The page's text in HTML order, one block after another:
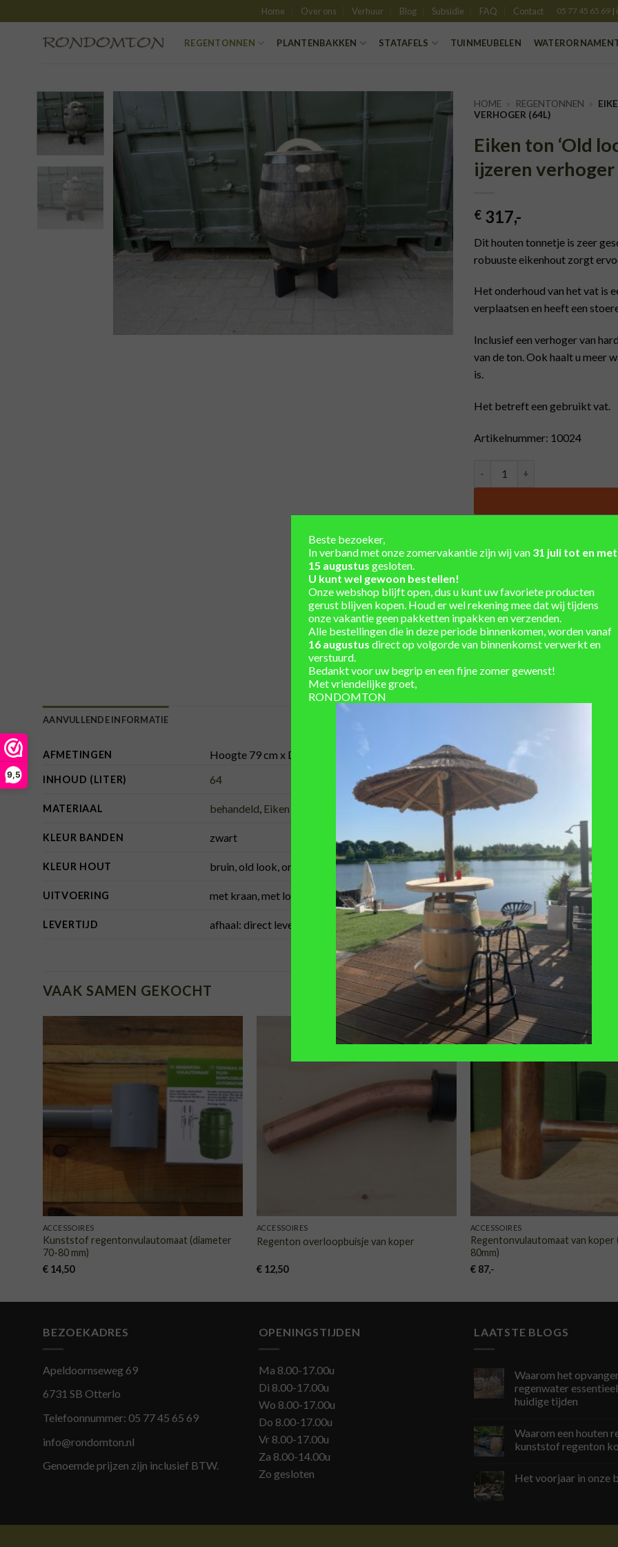
9,5
to
Home Over ons Verhuur Blog Subsidie FAQ Contact 05 77 45 65 69 |
REGENTONNEN PLANTENBAKKEN STATAFELS TUINMEUBELEN
HOME » REGENTONNEN »
VERHOGER (64L)
Eiken ton ‘Old
ijzeren verhoger
€ 317,-
Dit houten tonnetje is zeer
robuuste eikenhout zorgt
Het onderhoud van het vat is
verplaatsen en heeft een
Inclusief een verhoger van
van de ton. Ook haalt u meer
is.
Het betreft een gebruikt vat.
Artikelnummer: 10024
Unieke regentonnen uit
Winkel en showtuin in de
Eigen werkplaats voor
Installatieservice
Verzending berekend in
AANVULLENDE INFORMATIE
AFMETINGEN Hoogte 79 cm x Diameter 47 cm
INHOUD (LITER) 64
MATERIAAL behandeld Eiken hout – gebruikt,hardhout,Hout , ijzer,messing,Metaal
KLEUR BANDEN zwart
KLEUR HOUT bruin, old look, onbehandeld
UITVOERING met kraan, met losse deksel, met regenton voet
LEVERTIJD afhaal: direct leverbaar, 3-5 werkdagen
VAAK SAMEN GEKOCHT
AAN
VERLANGLIJST
ACCESSOIRES
Kunststof regentonvulautomaat (diameter
70-80 mm)
€14,50
VERLANGLIJST
ACCESSOIRES
Regenton overloopbuisje van koper
€12,50
ACCESSOIRES
Regentonvulautomaat van koper
80mm)
€87,-
BEZOEKADRES
Apeldoornseweg 69
6731 SB Otterlo
Telefoonnummer: 05 77 45 65 69
info@rondomton.nl
Genoemde prijzen zijn inclusief BTW.
OPENINGSTIJDEN
Ma 8.00-17.00u
Di 8.00-17.00u
Wo 8.00-17.00u
Do 8.00-17.00u
Vr 8.00-17.00u
Za 8.00-14.00u
Zo gesloten
LAATSTE BLOGS
Waarom het
regenwater
huidige tijden
Waarom een houten
kunststof regenton
Het voorjaar in onze
Beste bezoeker,
In verband met onze zomervakantie zijn wij van 31 juli tot en met
15 augustus gesloten.
U kunt wel gewoon bestellen!
Onze webshop blijft open, dus u kunt uw favoriete producten
gerust blijven kopen. Houd er wel rekening mee dat wij tijdens
onze vakantie geen pakketten inpakken en verzenden.
Alle bestellingen die in deze periode binnenkomen, worden vanaf
16 augustus direct op volgorde van binnenkomst verwerkt en
verstuurd.
Bedankt voor uw begrip en een fijne zomer gewenst!
Met vriendelijke groet,
RONDOMTON